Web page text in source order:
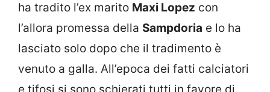
ha tradito l’ex marito Maxi Lopez con
l’allora promessa della Sampdoria e lo ha
lasciato solo dopo che il tradimento è
venuto a galla. All’epoca dei fatti calciatori